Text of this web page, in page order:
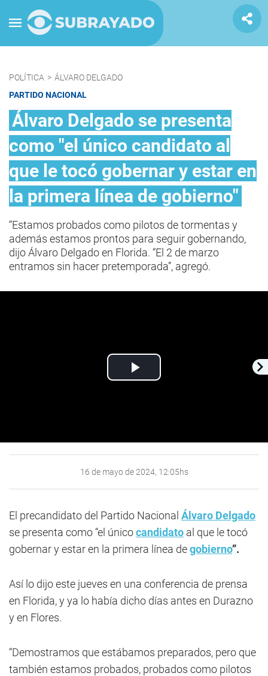
POLÍTICA > ÁLVARO DELGADO
PARTIDO NACIONAL
Álvaro Delgado se presenta
como "el único candidato al
que le tocó gobernar y estar en
la primera línea de gobierno"
“Estamos probados como pilotos de tormentas y
además estamos prontos para seguir gobernando,
dijo Álvaro Delgado en Florida. “El 2 de marzo
entramos sin hacer pretemporada”, agregó.
Play
16 de mayo de 2024, 12:05hs
El precandidato del Partido Nacional Álvaro Delgado
se presenta como “el únicocandidato al que le tocó
gobernar y estar en la primera línea degobierno”.
Así lo dijo este jueves en una conferencia de prensa
en Florida, y ya lo había dicho días antes en Durazno
y en Flores.
“Demostramos que estábamos preparados, pero que
también estamos probados, probados como pilotos